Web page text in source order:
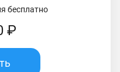
бесплатно
₽